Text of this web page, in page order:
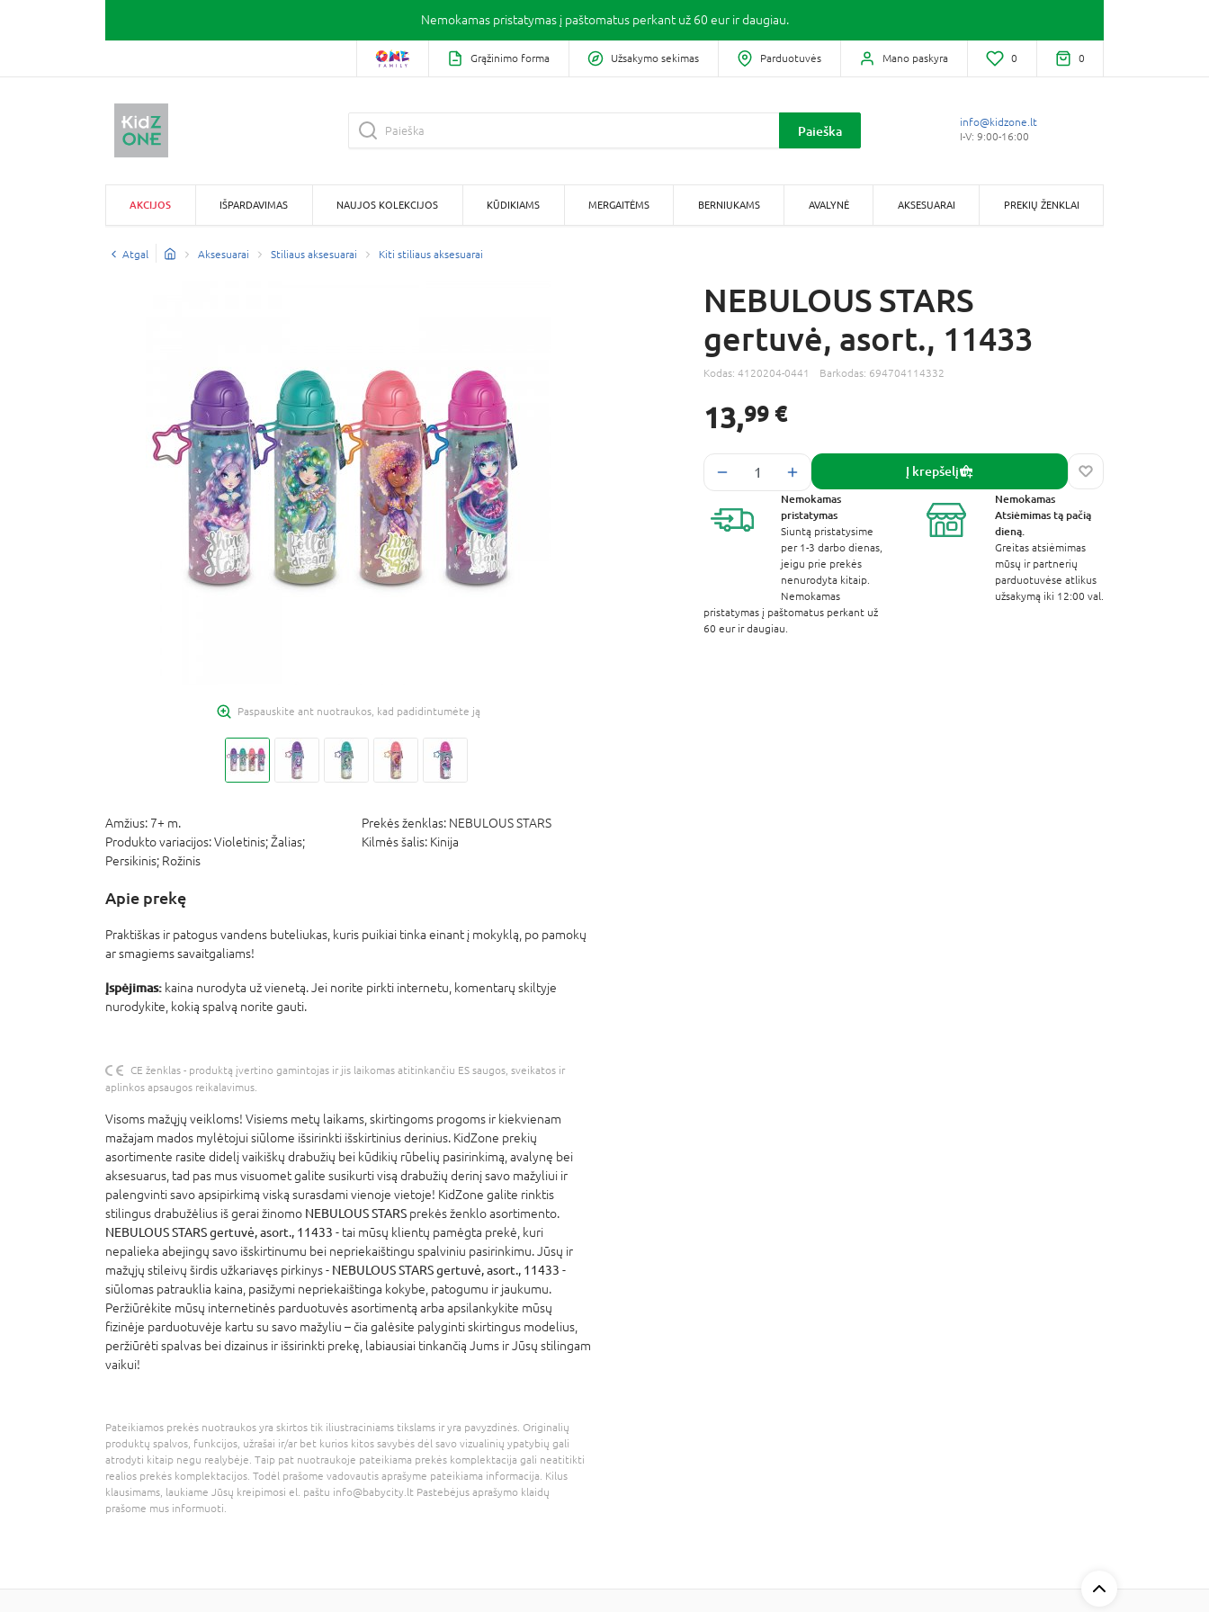
Nemokamas pristatymas į paštomatus perkant už 60 eur ir daugiau.
Grąžinimo forma Užsakymo sekimas Parduotuvės Mano paskyra 0 0
Paieška
info@kidzone.lt
I-V: 9:00-16:00
AKCIJOS IŠPARDAVIMAS NAUJOS KOLEKCIJOS KŪDIKIAMS MERGAITĖMS BERNIUKAMS AVALYNĖ AKSESUARAI PREKIŲ ŽENKLAI
Atgal Aksesuarai Stiliaus aksesuarai Kiti stiliaus aksesuarai
Paspauskite ant nuotraukos, kad padidintumėte ją
Amžius: 7+ m. Prekės ženklas: NEBULOUS STARS
Produkto variacijos:Violetinis; Žalias;
Persikinis; Rožinis
Kilmės šalis: Kinija
Apie prekę
Praktiškas ir patogus vandens buteliukas, kuris puikiai tinka einant į mokyklą, po pamokų
ar smagiems savaitgaliams!
Įspėjimas: kaina nurodyta už vienetą. Jei norite pirkti internetu, komentarų skiltyje
nurodykite, kokią spalvą norite gauti.
CE ženklas - produktą įvertino gamintojas ir jis laikomas atitinkančiu ES saugos, sveikatos ir
aplinkos apsaugos reikalavimus.
Visoms mažųjų veikloms! Visiems metų laikams, skirtingoms progoms ir kiekvienam
mažajam mados mylėtojui siūlome išsirinkti išskirtinius derinius. KidZone prekių
asortimente rasite didelį vaikiškų drabužių bei kūdikių rūbelių pasirinkimą, avalynę bei
aksesuarus, tad pas mus visuomet galite susikurti visą drabužių derinį savo mažyliui ir
palengvinti savo apsipirkimą viską surasdami vienoje vietoje! KidZone galite rinktis
stilingus drabužėlius iš gerai žinomo NEBULOUS STARS prekės ženklo asortimento.
NEBULOUS STARS gertuvė, asort., 11433 - tai mūsų klientų pamėgta prekė, kuri
nepalieka abejingų savo išskirtinumu bei nepriekaištingu spalviniu pasirinkimu. Jūsų ir
mažųjų stileivų širdis užkariavęs pirkinys - NEBULOUS STARS gertuvė, asort., 11433 -
siūlomas patrauklia kaina, pasižymi nepriekaištinga kokybe, patogumu ir jaukumu.
Peržiūrėkite mūsų internetinės parduotuvės asortimentą arba apsilankykite mūsų
fizinėje parduotuvėje kartu su savo mažyliu – čia galėsite palyginti skirtingus modelius,
peržiūrėti spalvas bei dizainus ir išsirinkti prekę, labiausiai tinkančią Jums ir Jūsų stilingam
vaikui!
Pateikiamos prekės nuotraukos yra skirtos tik iliustraciniams tikslams ir yra pavyzdinės. Originalių
produktų spalvos, funkcijos, užrašai ir/ar bet kurios kitos savybės dėl savo vizualinių ypatybių gali
atrodyti kitaip negu realybėje. Taip pat nuotraukoje pateikiama prekės komplektacija gali neatitikti
realios prekės komplektacijos. Todėl prašome vadovautis aprašyme pateikiama informacija. Kilus
klausimams, laukiame Jūsų kreipimosi el. paštu info@babycity.lt Pastebėjus aprašymo klaidų
prašome mus informuoti.
NEBULOUS STARS
gertuvė, asort., 11433
Kodas: 4120204-0441 Barkodas: 694704114332
13,99 €
Į krepšelį
Nemokamas
pristatymas
Siuntą pristatysime
per 1-3 darbo dienas,
jeigu prie prekės
nenurodyta kitaip.
Nemokamas
pristatymas į paštomatus perkant už
60 eur ir daugiau.
Nemokamas
Atsiėmimastą pačią
dieną.
Greitas atsiėmimas
mūsų ir partnerių
parduotuvėse atlikus
užsakymą iki 12:00 val.